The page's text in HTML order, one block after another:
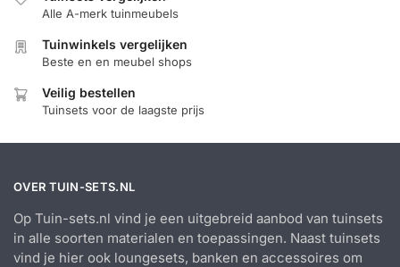
Alle A-merk tuinmeubels
Tuinwinkels vergelijken
Beste en en meubel shops
Veilig bestellen
Tuinsets voor de laagste prijs
OVER TUIN-SETS.NL
Op Tuin-sets.nl vind je een uitgebreid aanbod van tuinsets
in alle soorten materialen en toepassingen. Naast tuinsets
vind je hier ook loungesets, banken en accessoires om